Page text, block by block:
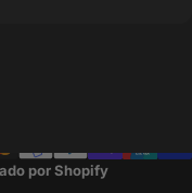
por Shopify